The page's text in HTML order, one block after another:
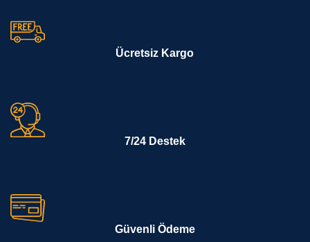
Ücretsiz Kargo
7/24 Destek
Güvenli Ödeme